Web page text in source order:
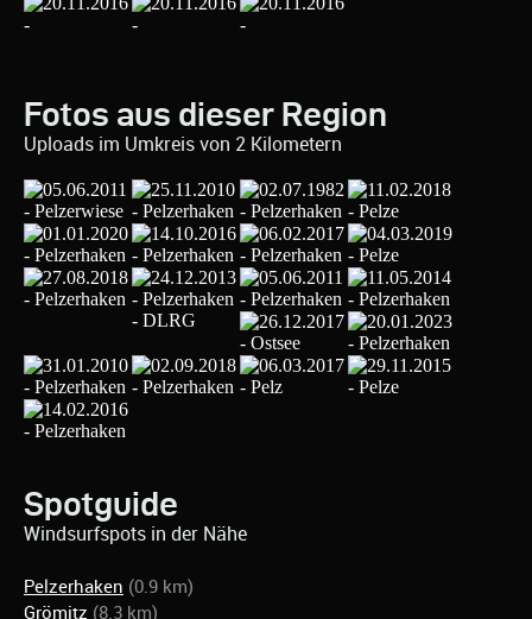
Fotos aus dieser Region
Uploads im Umkreis von 2 Kilometern
Spotguide
Windsurfspots in der Nähe
Pelzerhaken (0.9 km)
Grömitz (8.3 km)